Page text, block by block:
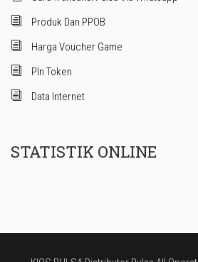
Produk Dan PPOB
Harga Voucher Game
Pln Token
Data Internet
STATISTIK ONLINE